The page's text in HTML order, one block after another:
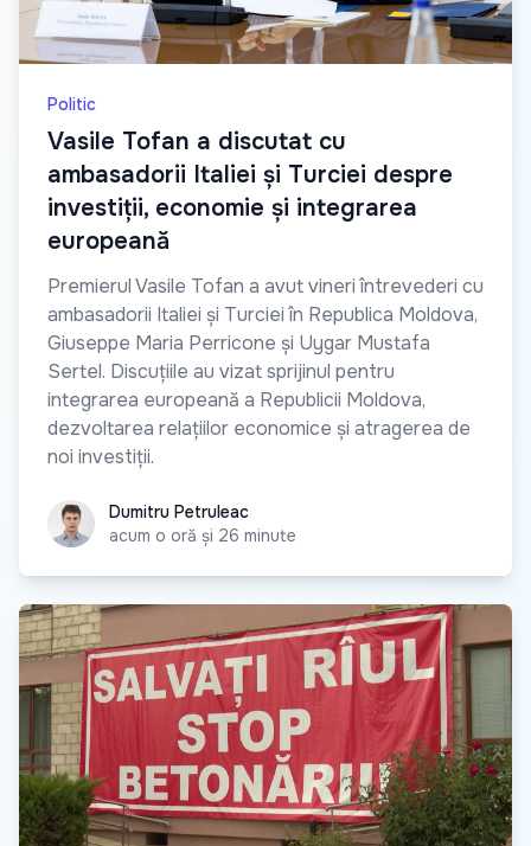
Politic
Vasile Tofan a discutat cu
ambasadorii Italiei și Turciei despre
investiții, economie și integrarea
europeană
Premierul Vasile Tofan a avut vineri întrevederi cu
ambasadorii Italiei și Turciei în Republica Moldova,
Giuseppe Maria Perricone și Uygar Mustafa
Sertel. Discuțiile au vizat sprijinul pentru
integrarea europeană a Republicii Moldova,
dezvoltarea relațiilor economice și atragerea de
noi investiții.
Dumitru Petruleac
Dumitru Petruleac
acum o oră și 26 minute